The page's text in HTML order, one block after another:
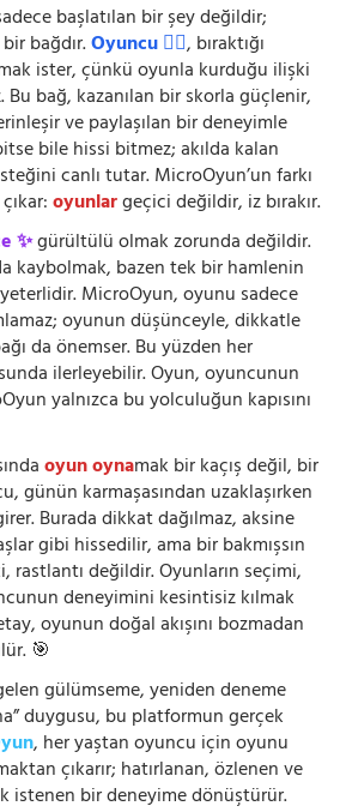
başlatılan bir şey değildir;
bağdır.Oyuncu 🧍‍♂️, bıraktığı
ister, çünkü oyunla kurduğu ilişki
Bu bağ, kazanılan bir skorla güçlenir,
ve paylaşılan bir deneyimle
bile hissi bitmez; akılda kalan
canlı tutar. MicroOyun’un farkı
oyunlargeçici değildir, iz bırakır.
✨gürültülü olmak zorunda değildir.
kaybolmak, bazen tek bir hamlenin
MicroOyun, oyunu sadece
oyunun düşünceyle, dikkatle
da önemser. Bu yüzden her
ilerleyebilir. Oyun, oyuncunun
yalnızca bu yolculuğun kapısını
oyun oynamak bir kaçış değil, bir
günün karmaşasından uzaklaşırken
Burada dikkat dağılmaz, aksine
gibi hissedilir, ama bir bakmışsın
rastlantı değildir. Oyunların seçimi,
deneyimini kesintisiz kılmak
oyunun doğal akışını bozmadan
🎯
gülümseme, yeniden deneme
duygusu, bu platformun gerçek
, her yaştan oyuncu için oyunu
çıkarır; hatırlanan, özlenen ve
istenen bir deneyime dönüştürür.